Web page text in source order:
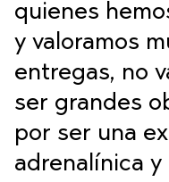
quienes
y valoramos
entregas, no
ser grandes
por ser una
adrenalínica